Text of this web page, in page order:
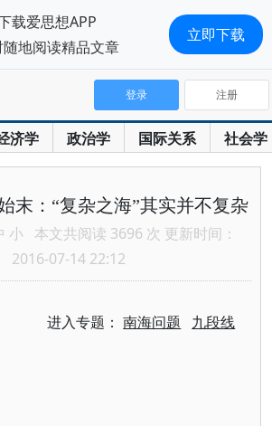
济学 政治学 国际关系 社会学
登录 注册
末：“复杂之海”其实并不复杂
小 本文共阅读 3696 次 更新时间：
2016-07-14 22:12
进入专题：南海问题 九段线
载爱思想APP
随地阅读精品文章
立即下载